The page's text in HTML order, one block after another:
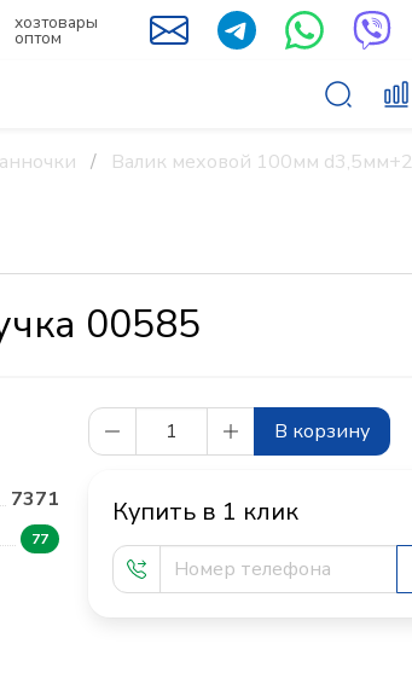
хозтовары
оптом
Валик меховой 100мм
00585
7371
77
В корзину
Купить в 1 клик